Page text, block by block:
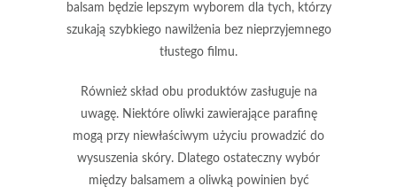
balsam będzie lepszym wyborem dla tych, którzy
szukają szybkiego nawilżenia bez nieprzyjemnego
tłustego filmu.
Również skład obu produktów zasługuje na
uwagę. Niektóre oliwki zawierające parafinę
mogą przy niewłaściwym użyciu prowadzić do
wysuszenia skóry. Dlatego ostateczny wybór
między balsamem a oliwką powinien być